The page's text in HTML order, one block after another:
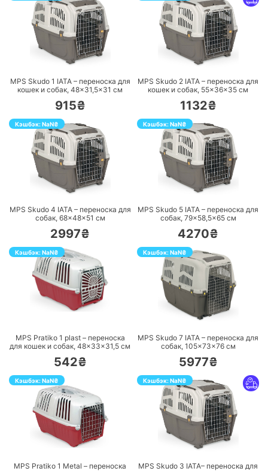
ПЕРЕЙТИ
MPS Skudo 1 IATA – переноска для
кошек и собак, 48×31,5×31 см
915₴
ПЕРЕЙТИ
MPS Skudo 2 IATA – переноска для
кошек и собак, 55×36×35 см
1132₴
Кэшбэк:NaN₴
ПЕРЕЙТИ
MPS Skudo 4 IATA – переноска для
собак, 68×48×51 см
2997₴
Кэшбэк:NaN₴
ПЕРЕЙТИ
MPS Skudo 5 IATA – переноска для
собак, 79×58,5×65 см
4270₴
Кэшбэк:NaN₴
ПЕРЕЙТИ
MPS Pratiko 1 plast – переноска
для кошек и собак, 48×33×31,5 см
542₴
Кэшбэк:NaN₴
ПЕРЕЙТИ
MPS Skudo 7 IATA – переноска для
собак, 105×73×76 cм
5977₴
Кэшбэк:NaN₴
ПЕРЕЙТИ
MPS Pratiko 1 Metal – переноска
Кэшбэк:NaN₴
ПЕРЕЙТИ
MPS Skudo 3 IATA– переноска для